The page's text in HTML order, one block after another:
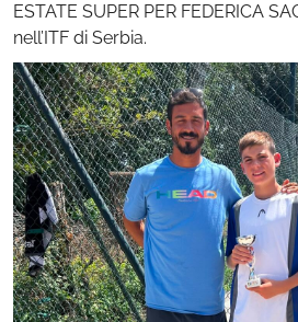
ESTATE SUPER PER FEDERICA
nell’ITF di Serbia.